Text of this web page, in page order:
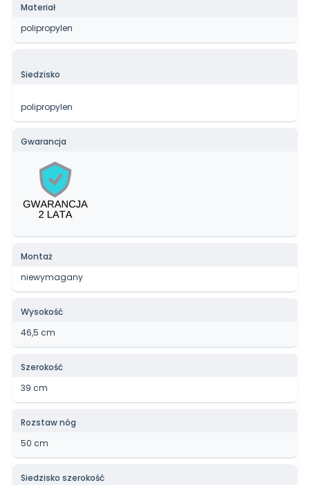
Materiał
polipropylen
Siedzisko
polipropylen
Gwarancja
Montaż
niewymagany
Wysokość
46,5 cm
Szerokość
39 cm
Rozstaw nóg
50 cm
Siedzisko szerokość